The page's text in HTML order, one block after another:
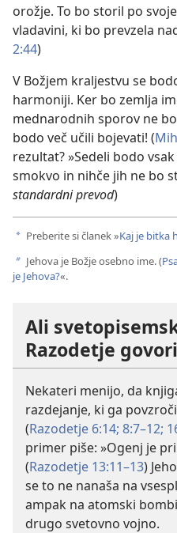
orožje. To bo storil po
vladavini, ki bo prevzela
2:44)
V Božjem kraljestvu se
harmoniji. Ker bo zemlja
mednarodnih sporov ne
bodo več učili bojevati! (
rezultat? »Sedeli bodo
smokvo in nihče jih ne bo
standardni prevod)
a Preberite si članek »Kaj je bitka
b Jehova je Božje osebno ime. (
je Jehova?«.
Ali
Razodetje
Nekateri menijo, da
razdejanje, ki ga
(Razodetje 6:14; 8:7–12;
primer piše: »Ogenj je
(Razodetje 13:11–13)
se to ne nanaša na
ampak na atomski
drugo svetovno vojno.